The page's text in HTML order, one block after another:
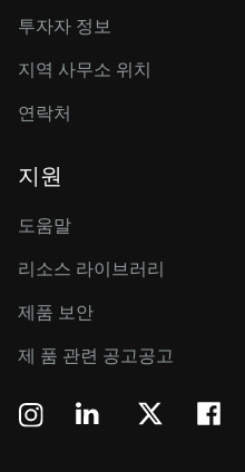
투자자 정보
지역 사무소 위치
연락처
지원
도움말
리소스 라이브러리
제품 보안
제 품 관련 공고공고